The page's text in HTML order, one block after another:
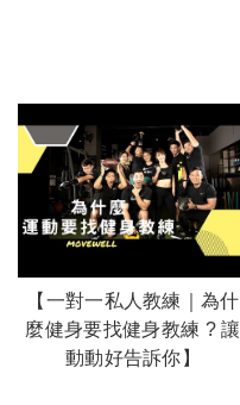
【一對一私人教練｜為什
麼健身要找健身教練 ? 讓
動動好告訴你】